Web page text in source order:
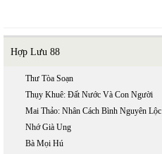
Hợp Lưu 88
Thư Tòa Soạn
Thụy Khuê: Đất Nước Và Con Người
Mai Thảo: Nhân Cách Bình Nguyên Lộc
Nhớ Già Ung
Bà Mọi Hú